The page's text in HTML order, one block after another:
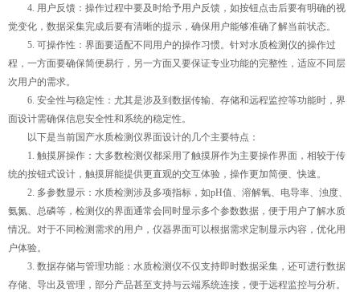
4. 用户反馈：操作过程中要及时给予用户反馈，如按钮点击后要有明确的视
觉变化，数据采集完成后要有清晰的提示，确保用户能够准确了解当前状态。
5. 可操作性：界面要适配不同用户的操作习惯。针对水质检测仪的操作过
程，一方面要确保简便易行，另一方面又要保证专业功能的完整性，适应不同层
次用户的需求。
6. 安全性与稳定性：尤其是涉及到数据传输、存储和远程监控等功能时，界
面设计需确保信息安全性和系统的稳定性。
以下是当前国产水质检测仪界面设计的几个主要特点：
1. 触摸屏操作：大多数检测仪都采用了触摸屏作为主要操作界面，相较于传
统的按钮式设计，触摸屏能提供更直观的交互体验，操作更加简便、快速。
2. 多参数显示：水质检测涉及多项指标，如pH值、溶解氧、电导率、浊度、
氨氮、总磷等，检测仪的界面通常会同时显示多个参数数据，便于用户了解水质
情况。对于不同检测需求的用户，仪器界面可以根据需求定制显示内容，优化用
户体验。
3. 数据存储与管理功能：水质检测仪不仅支持即时数据采集，还可进行数据
存储、导出及管理，部分产品甚至支持与云端系统连接，便于远程监控与分析。